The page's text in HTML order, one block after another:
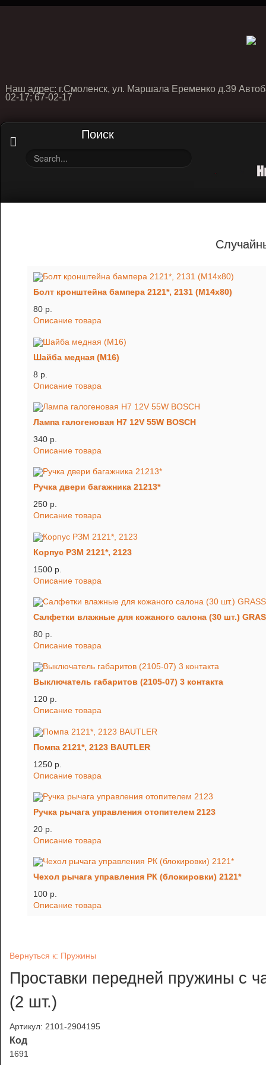
Наш адрес: г.Смоленск, ул. Маршала Еременко д.39
02-17; 67-02-17
Поиск
Болт кронштейна бампера 2121*, 2131 (М14х80)
80 p.
Описание товара
Шайба медная (М16)
8 p.
Описание товара
Лампа галогеновая H7 12V 55W BOSCH
340 p.
Описание товара
Ручка двери багажника 21213*
250 p.
Описание товара
Корпус РЗМ 2121*, 2123
1500 p.
Описание товара
Салфетки влажные для кожаного салона (30 шт.)
80 p.
Описание товара
Выключатель габаритов (2105-07) 3 контакта
120 p.
Описание товара
Помпа 2121*, 2123 BAUTLER
1250 p.
Описание товара
Ручка рычага управления отопителем 2123
20 p.
Описание товара
Чехол рычага управления РК (блокировки) 2121*
100 p.
Описание товара
Вернуться к: Пружины
Проставки передней пружины с
(2 шт.)
Артикул: 2101-2904195
Код
1691